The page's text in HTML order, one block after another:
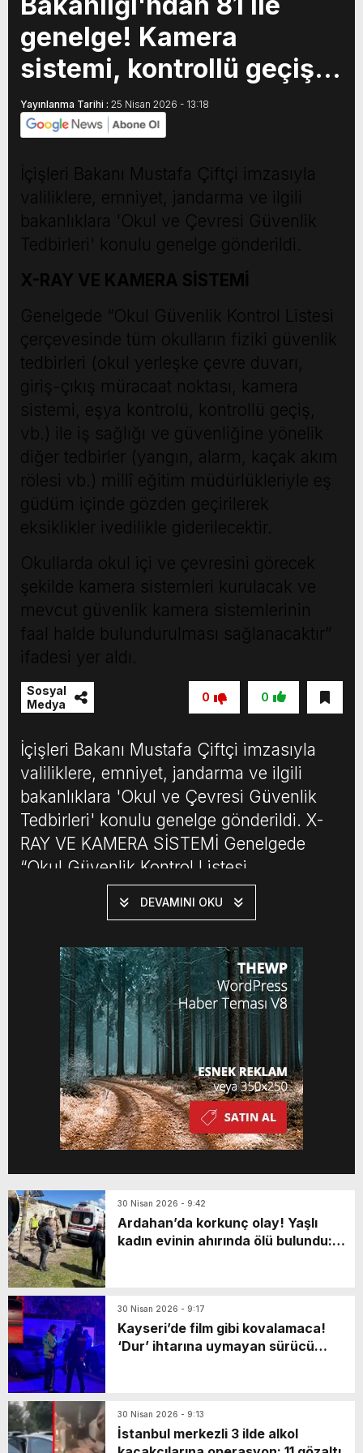
genelge! Kamera
sistemi, kontrollü geçiş…
Yayınlanma Tarihi : 25 Nisan 2026 - 13:18
İçişleri Bakanı Mustafa Çiftçi imzasıyla
valiliklere, emniyet, jandarma ve ilgili
bakanlıklara 'Okul ve Çevresi Güvenlik
Tedbirleri' konulu genelge gönderildi.
X-RAY VE KAMERA SİSTEMİ
Genelgede “Okul Güvenlik Kontrol Listesi
çerçevesinde tüm okulların fiziki güvenlik
tedbirleri (okul yerleşke çevre duvarı,
giriş-çıkış müracaat noktası, kamera
sistemi, eşya kontrolü, kontrollü geçiş,
vb.) ile iş sağlığı ve güvenliğine yönelik
diğer tedbirler (yangın, alarm, kaçak akım
rölesi vb.) millî eğitim müdürlükleriyle eş
güdüm içinde gözden geçirilerek
eksiklikler ivedilikle giderilecektir.
Okullarda okul içi ve çevresini görecek
şekilde kamera sistemleri kurulacak ve
mevcut güvenlik kamera sistemlerinin
faal halde bulundurulması sağlanacaktır”
ifadesi yer aldı.
Sosyal
Medya
0
0
İçişleri Bakanı Mustafa Çiftçi imzasıyla
valiliklere, emniyet, jandarma ve ilgili
bakanlıklara 'Okul ve Çevresi Güvenlik
Tedbirleri' konulu genelge gönderildi. X-
RAY VE KAMERA SİSTEMİ Genelgede
“Okul Güvenlik Kontrol Listesi
çerçevesinde tüm okulların fiziki güvenlik
tedbirleri (okul yerleşke çevre duvarı,
sistemi, eşya kontrolü, kontrollü geçiş,
vb.) ile iş sağlığı ve güvenliğine yönelik
diğer […]
DEVAMINI OKU
30 Nisan 2026 - 9:42
Ardahan’da korkunç olay! Yaşlı
kadın evinin ahırında ölü bulundu:
30 Nisan 2026 - 9:17
Kayseri’de film gibi kovalamaca!
‘Dur’ ihtarına uymayan sürücü
30 Nisan 2026 - 9:13
İstanbul merkezli 3 ilde alkol